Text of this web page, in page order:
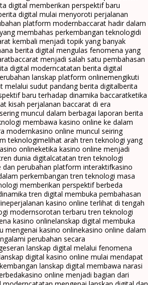
digital memberikan perspektif baru
digital mulai menyoroti perjalanan
platform modernbaccarat hadir dalam
membahas perkembangan teknologidi
kembali menjadi topik yang banyak
berita digital mengulas fenomena yang
baccarat menjadi salah satu pembahasan
digital moderncatatan berita digital
lanskap platform onlinemengikuti
melalui sudut pandang berita digitalberita
baru terhadap dinamika baccaratketika
kisah perjalanan baccarat di era
muncul dalam berbagai laporan berita
membawa kasino online ke dalam
modernkasino online muncul seiring
teknologimelihat arah tren teknologi yang
onlineketika kasino online menjadi
dunia digitalcatatan tren teknologi
dan perubahan platform interaktifkasino
perkembangan tren teknologi masa
memberikan perspektif berbeda
tren digital membuka pembahasan
perjalanan kasino online terlihat di tengah
modernsorotan terbaru tren teknologi
kasino onlinelanskap digital membuka
mengenai kasino onlinekasino online dalam
perubahan secara
lanskap digital melalui fenomena
digital kasino online mulai mendapat
lanskap digital membawa narasi
kasino online menjadi bagian dari